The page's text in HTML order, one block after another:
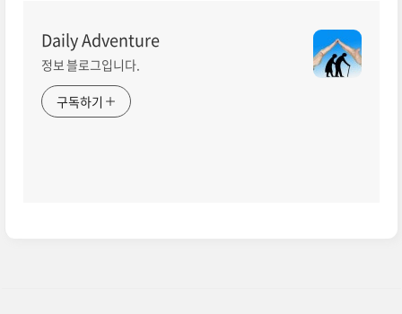
Daily Adventure
정보 블로그입니다.
구독하기